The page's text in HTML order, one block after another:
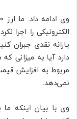
وی ادامه داد: ما ارز
الکترونیکی را اجرا
یارانه نقدی جبران
دارد آیا به میزانی
مربوط به افزایش
نمی‌دهد.
وی با بیان اینکه